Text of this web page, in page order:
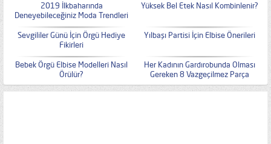
2019 İlkbaharında
Deneyebileceğiniz Moda Trendleri
Yüksek Bel Etek Nasıl Kombinlenir?
Sevgililer Günü İçin Örgü Hediye
Fikirleri
Yılbaşı Partisi İçin Elbise Önerileri
Bebek Örgü Elbise Modelleri Nasıl
Örülür?
Her Kadının Gardırobunda Olması
Gereken 8 Vazgeçilmez Parça